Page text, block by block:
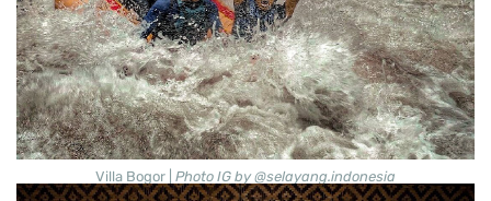
Villa Bogor | Photo IG by @selayang.indonesia